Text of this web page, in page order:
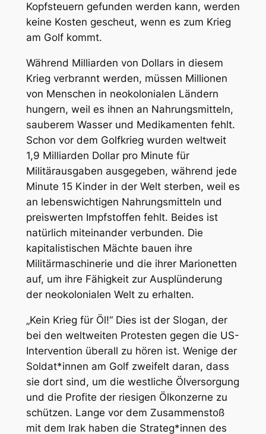
Kopfsteuern gefunden werden kann, werden
keine Kosten gescheut, wenn es zum Krieg
am Golf kommt.
Während Milliarden von Dollars in diesem
Krieg verbrannt werden, müssen Millionen
von Menschen in neokolonialen Ländern
hungern, weil es ihnen an Nahrungsmitteln,
sauberem Wasser und Medikamenten fehlt.
Schon vor dem Golfkrieg wurden weltweit
1,9 Milliarden Dollar pro Minute für
Militärausgaben ausgegeben, während jede
Minute 15 Kinder in der Welt sterben, weil es
an lebenswichtigen Nahrungsmitteln und
preiswerten Impfstoffen fehlt. Beides ist
natürlich miteinander verbunden. Die
kapitalistischen Mächte bauen ihre
Militärmaschinerie und die ihrer Marionetten
auf, um ihre Fähigkeit zur Ausplünderung
der neokolonialen Welt zu erhalten.
„Kein Krieg für Öl!“ Dies ist der Slogan, der
bei den weltweiten Protesten gegen die US-
Intervention überall zu hören ist. Wenige der
Soldat*innen am Golf zweifelt daran, dass
sie dort sind, um die westliche Ölversorgung
und die Profite der riesigen Ölkonzerne zu
schützen. Lange vor dem Zusammenstoß
mit dem Irak haben die Strateg*innen des